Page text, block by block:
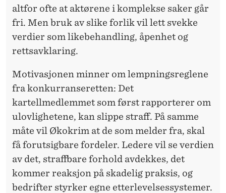
altfor ofte at aktørene i komplekse saker går
fri. Men bruk av slike forlik vil lett svekke
verdier som likebehandling, åpenhet og
rettsavklaring.
Motivasjonen minner om lempningsreglene
fra konkurranseretten: Det
kartellmedlemmet som først rapporterer om
ulovlighetene, kan slippe straff. På samme
måte vil Økokrim at de som melder fra, skal
få forutsigbare fordeler. Ledere vil se verdien
av det, straffbare forhold avdekkes, det
kommer reaksjon på skadelig praksis, og
bedrifter styrker egne etterlevelsessystemer.